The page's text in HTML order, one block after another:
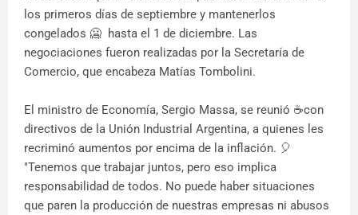
los primeros días de septiembre y mantenerlos
congelados 🥶 hasta el 1 de diciembre. Las
negociaciones fueron realizadas por la Secretaría de
Comercio, que encabeza Matías Tombolini.
El ministro de Economía, Sergio Massa, se reunió ☕con
directivos de la Unión Industrial Argentina, a quienes les
recriminó aumentos por encima de la inflación. 🎈
"Tenemos que trabajar juntos, pero eso implica
responsabilidad de todos. No puede haber situaciones
que paren la producción de nuestras empresas ni abusos